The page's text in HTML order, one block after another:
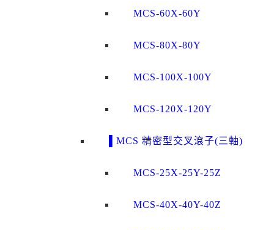
MCS-60X-60Y
MCS-80X-80Y
MCS-100X-100Y
MCS-120X-120Y
▌MCS 精密型交叉滾子(三軸)
MCS-25X-25Y-25Z
MCS-40X-40Y-40Z